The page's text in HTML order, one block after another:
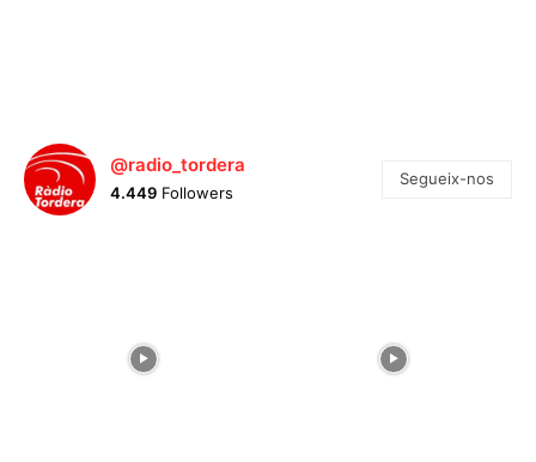
@radio_tordera
4.449 Followers
Segueix-nos